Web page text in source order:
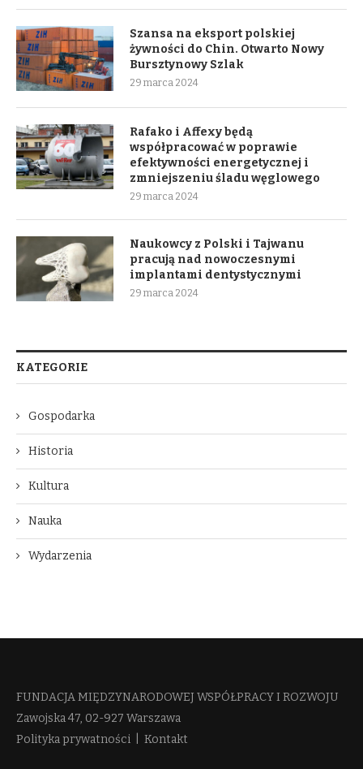
Szansa na eksport polskiej
żywności do Chin. Otwarto Nowy
Bursztynowy Szlak
29 marca 2024
Rafako i Affexy będą
współpracować w poprawie
efektywności energetycznej i
zmniejszeniu śladu węglowego
29 marca 2024
Naukowcy z Polski i Tajwanu
pracują nad nowoczesnymi
implantami dentystycznymi
29 marca 2024
KATEGORIE
Gospodarka
Historia
Kultura
Nauka
Wydarzenia
FUNDACJA MIĘDZYNARODOWEJ WSPÓŁPRACY I ROZWOJU​
Zawojska 47, 02-927 Warszawa
Polityka prywatności
Kontakt